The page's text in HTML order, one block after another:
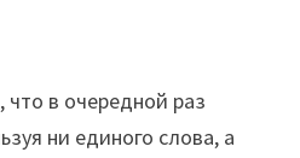
что в очередной раз
ни единого слова, а